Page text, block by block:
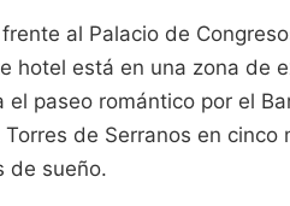
al Palacio de
hotel está en una zona de
paseo romántico por el
de Serranos en cinco
de sueño.